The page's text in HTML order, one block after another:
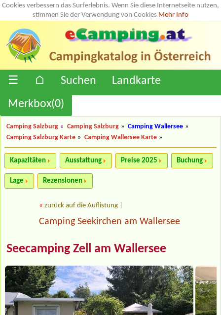
Cookies verbessern das Surferlebnis. Wenn Sie diese Internetseite nutzen,
stimmen Sie der Verwendung von Cookies Mehr Info
☰ ⌂ Suchen
Landkarte
Merkbox(0)
Camping Salzburg » Camping Salzburg » Camping Wallersee »
Camping Salzburg Karte » Camping Wallersee Karte »
Kapazitäten Ausstattung Preise 2025 Buchung
Lage Rezensionen
« zurück auf die Auflistung
Camping Seekirchen am Wallersee
Seecamping Zell am Wallersee